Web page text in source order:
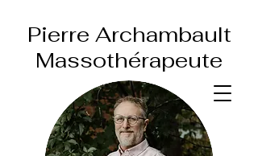
Pierre Archambault
Massothérapeute